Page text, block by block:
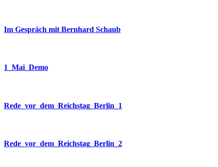
Im Gespräch mit Bernhard Schaub
1_Mai_Demo
Rede_vor_dem_Reichstag_Berlin_1
Rede_vor_dem_Reichstag_Berlin_2